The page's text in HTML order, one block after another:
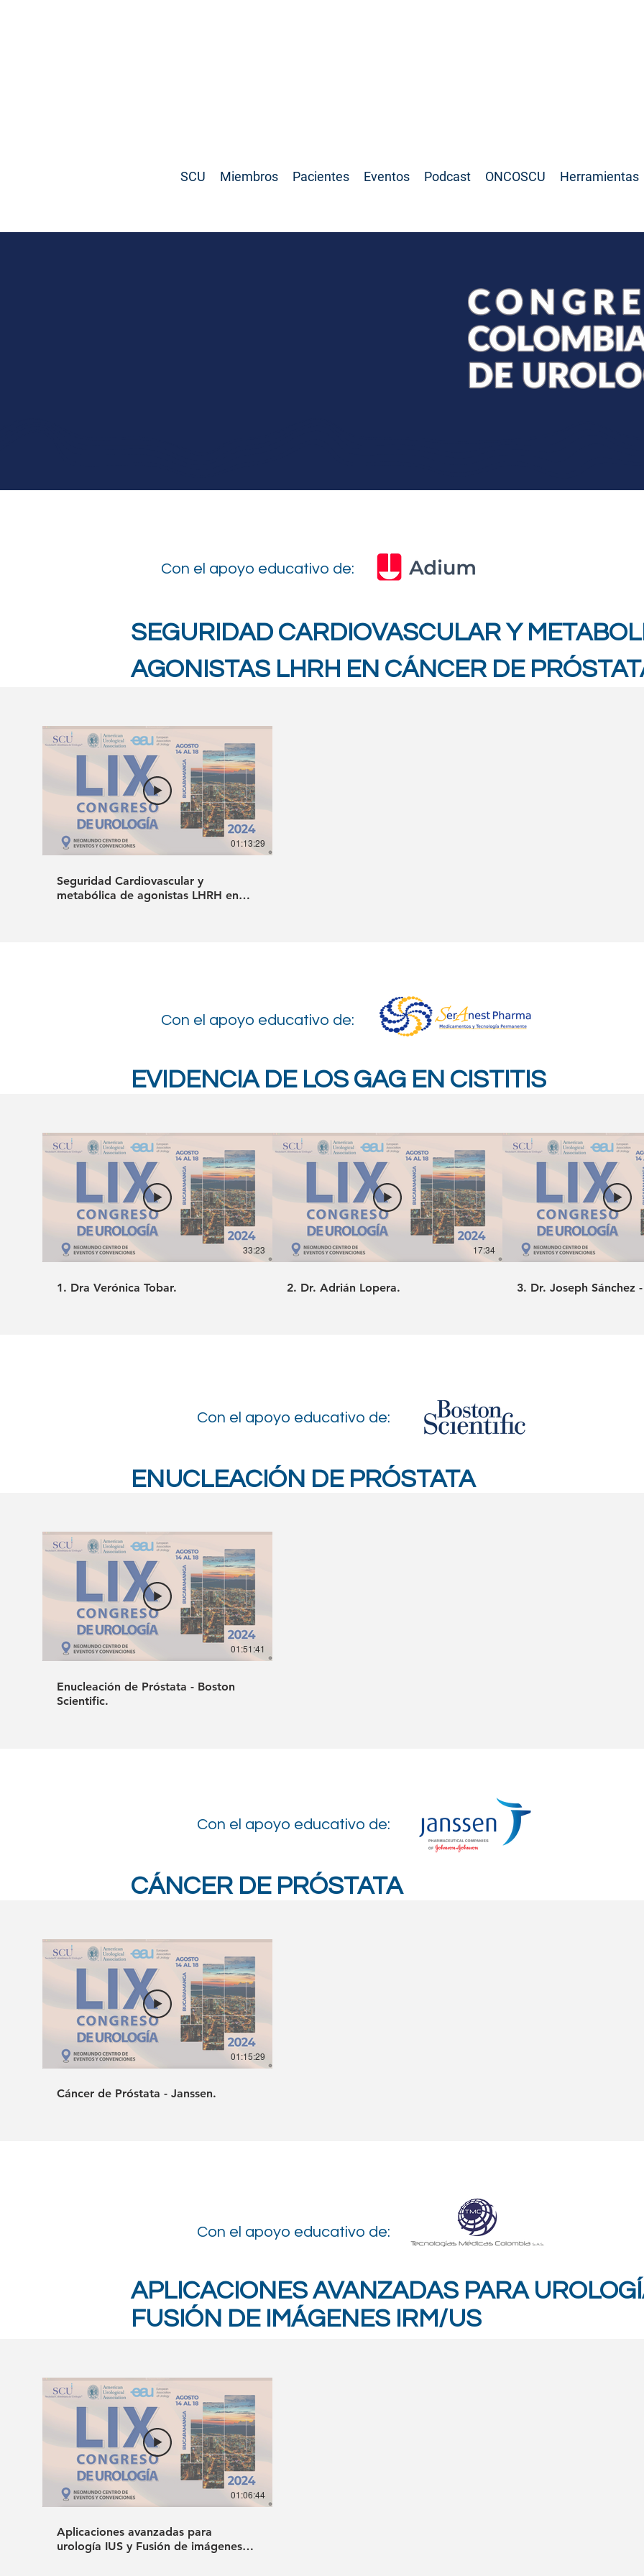
SCU Miembros Pacientes Eventos Podcast ONCOSCU Herramientas
Con el apoyo educativo de:
SEGURIDAD CARDIOVASCULAR Y
AGONISTAS LHRH EN CÁNCER DE
01:13:29
Seguridad Cardiovascular y
metabólica de agonistas LHRH en
Con el apoyo educativo de:
EVIDENCIA DE LOS GAG EN CISTITIS
33:23
1. Dra Verónica Tobar.
17:34
2. Dr. Adrián Lopera. 3. Dr. Joseph Sánchez
Con el apoyo educativo de:
ENUCLEACIÓN DE PRÓSTATA
01:51:41
Enucleación de Próstata - Boston
Scientific.
Con el apoyo educativo de:
CÁNCER DE PRÓSTATA
01:15:29
Cáncer de Próstata - Janssen.
Con el apoyo educativo de:
APLICACIONES AVANZADAS PARA
FUSIÓN DE IMÁGENES IRM/US
01:06:44
Aplicaciones avanzadas para
urología IUS y Fusión de imágenes